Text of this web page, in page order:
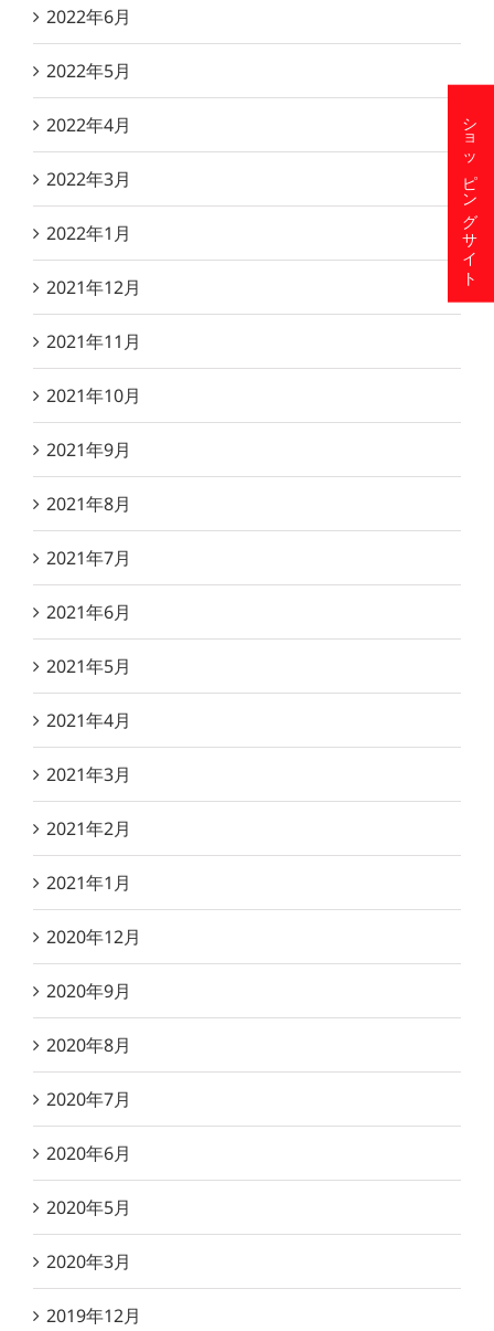
2022年6月
2022年5月
2022年4月
2022年3月
2022年1月
2021年12月
2021年11月
2021年10月
2021年9月
2021年8月
2021年7月
2021年6月
2021年5月
2021年4月
2021年3月
2021年2月
2021年1月
2020年12月
2020年9月
2020年8月
2020年7月
2020年6月
2020年5月
2020年3月
2019年12月
ショッピングサイト